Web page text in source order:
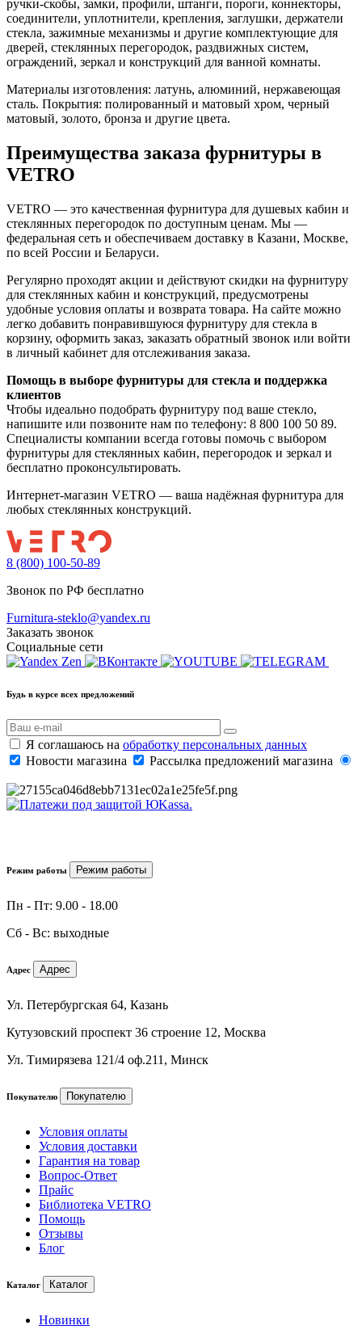
ручки-скобы, замки, профили, штанги, пороги, коннекторы,
соединители, уплотнители, крепления, заглушки, держатели
стекла, зажимные механизмы и другие комплектующие для
дверей, стеклянных перегородок, раздвижных систем,
ограждений, зеркал и конструкций для ванной комнаты.
Материалы изготовления: латунь, алюминий, нержавеющая
сталь. Покрытия: полированный и матовый хром, черный
матовый, золото, бронза и другие цвета.
Преимущества заказа фурнитуры в
VETRO
VETRO — это качественная фурнитура для душевых кабин и
стеклянных перегородок по доступным ценам. Мы —
федеральная сеть и обеспечиваем доставку в Казани, Москве,
по всей России и Беларуси.
Регулярно проходят акции и действуют скидки на фурнитуру
для стеклянных кабин и конструкций, предусмотрены
удобные условия оплаты и возврата товара. На сайте можно
легко добавить понравившуюся фурнитуру для стекла в
корзину, оформить заказ, заказать обратный звонок или войти
в личный кабинет для отслеживания заказа.
Помощь в выборе фурнитуры для стекла и поддержка
клиентов
Чтобы идеально подобрать фурнитуру под ваше стекло,
напишите или позвоните нам по телефону: 8 800 100 50 89.
Специалисты компании всегда готовы помочь с выбором
фурнитуры для стеклянных кабин, перегородок и зеркал и
бесплатно проконсультировать.
Интернет-магазин VETRO — ваша надёжная фурнитура для
любых стеклянных конструкций.
8 (800) 100-50-89
Звонок по РФ бесплатно
Furnitura-steklo@yandex.ru
Заказать звонок
Социальные сети
Будь в курсе всех предложений
Я соглашаюсь на обработку персональных данных
Новости магазина
Рассылка предложений магазина
Режим работы Режим работы
Пн - Пт: 9.00 - 18.00
Сб - Вс: выходные
Адрес Адрес
Ул. Петербургская 64, Казань
Кутузовский проспект 36 строение 12, Москва
Ул. Тимирязева 121/4 оф.211, Минск
Покупателю Покупателю
Условия оплаты
Условия доставки
Гарантия на товар
Вопрос-Ответ
Прайс
Библиотека VETRO
Помощь
Отзывы
Блог
Каталог Каталог
Новинки